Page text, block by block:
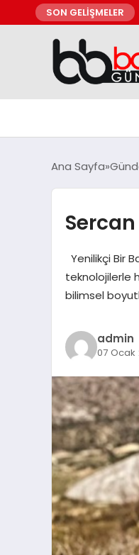
SON GELİŞMELER
Ana Sayfa
Yenilikçi Bir
teknolojilerle
bilimsel
admin
07 Ocak